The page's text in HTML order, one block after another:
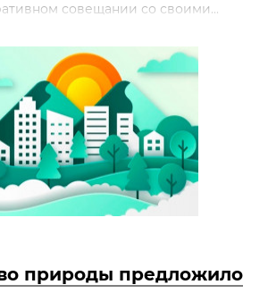
совещании со своими...
природы предложило